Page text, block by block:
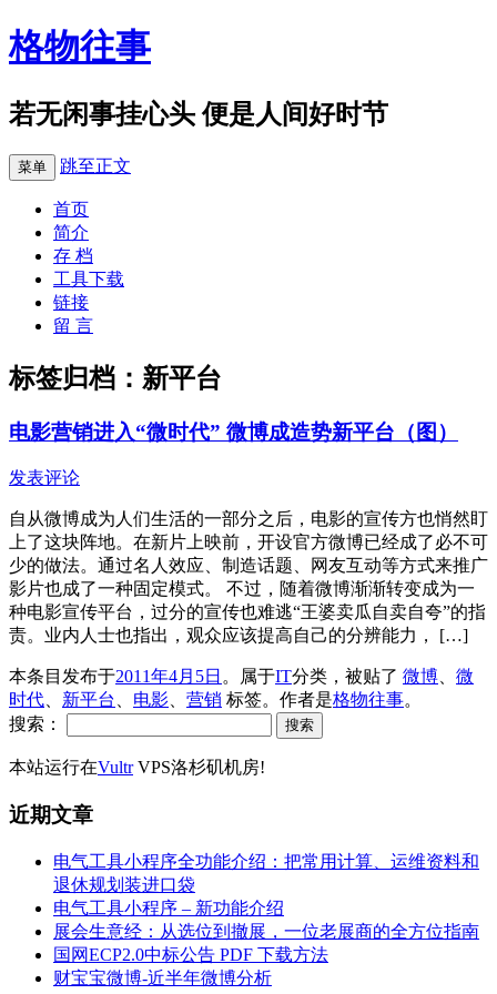
格物往事
若无闲事挂心头 便是人间好时节
菜单 跳至正文
首页
简介
存 档
工具下载
链接
留 言
标签归档： 新平台
电影营销进入“微时代” 微博成造势新平台（图）
发表评论
自从微博成为人们生活的一部分之后，电影的宣传方也悄然盯
上了这块阵地。在新片上映前，开设官方微博已经成了必不可
少的做法。通过名人效应、制造话题、网友互动等方式来推广
影片也成了一种固定模式。 不过，随着微博渐渐转变成为一
种电影宣传平台，过分的宣传也难逃“王婆卖瓜自卖自夸”的指
责。业内人士也指出，观众应该提高自己的分辨能力， […]
本条目发布于2011年4月5日 。属于IT分类，被贴了 微博
微
时代
新平台 电影 营销 标签。 作者是格物往事。
搜索：
本站运行在VultrVPS洛杉矶机房!
近期文章
电气工具小程序全功能介绍：把常用计算、运维资料和
退休规划装进口袋
电气工具小程序 – 新功能介绍
展会生意经：从选位到撤展，一位老展商的全方位指南
国网ECP2.0中标公告 PDF 下载方法
财宝宝微博-近半年微博分析